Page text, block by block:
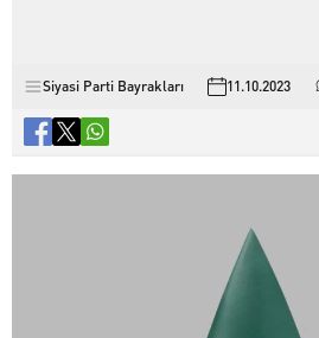
Siyasi Parti Bayrakları 11.10.2023